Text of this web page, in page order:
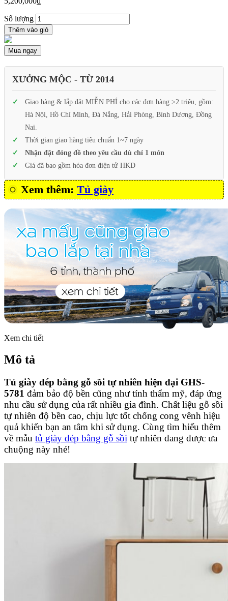
Số lượng
Thêm vào giỏ
Mua ngay
XƯỞNG MỘC - TỪ 2014
Giao hàng & lắp đặt MIỄN PHÍ cho các đơn hàng >2 triệu, gồm:
Hà Nội, Hồ Chí Minh, Đà Nẵng, Hải Phòng, Bình Dương, Đồng
Nai.
Thời gian giao hàng tiêu chuẩn 1~7 ngày
Nhận đặt đóng đồ theo yêu cầu dù chỉ 1 món
Giá đã bao gồm hóa đơn điện tử HKD
Xem thêm: Tủ giày
Xem chi tiết
Mô tả
Tủ giày dép bằng gỗ sồi tự nhiên hiện đại GHS-
5781 đảm bảo độ bền cũng như tính thẩm mỹ, đáp ứng
nhu cầu sử dụng của rất nhiều gia đình. Chất liệu gỗ sồi
tự nhiên độ bền cao, chịu lực tốt chống cong vênh hiệu
quả khiến bạn an tâm khi sử dụng. Cùng tìm hiểu thêm
về mẫu tủ giày dép bằng gỗ sồi tự nhiên đang được ưa
chuộng này nhé!